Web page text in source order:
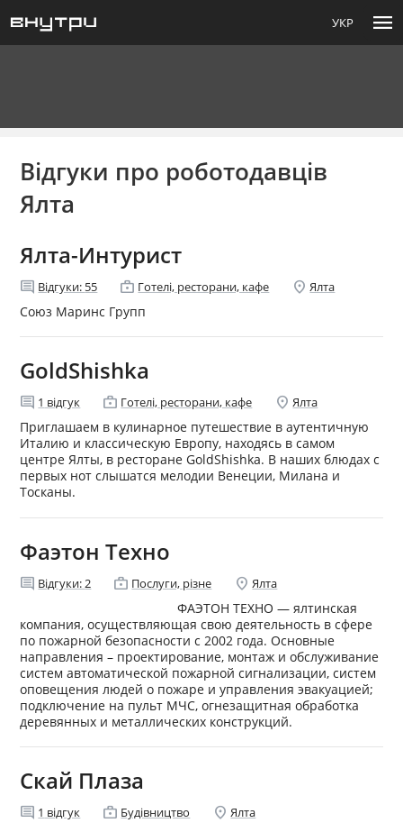
УКР menu
Відгуки про роботодавців
Ялта
Ялта-Интурист
comment Відгуки: 55 enterprise Готелі, ресторани, кафе location_on Ялта
Союз Маринс Групп
GoldShishka
comment 1 відгук enterprise Готелі, ресторани, кафе location_on Ялта
Приглашаем в кулинарное путешествие в аутентичную
Италию и классическую Европу, находясь в самом
центре Ялты, в ресторане GoldShishka. В наших блюдах с
первых нот слышатся мелодии Венеции, Милана и
Тосканы.
Фаэтон Техно
comment Відгуки:2 enterprise Послуги, різне location_on Ялта
ФАЭТОН ТЕХНО — ялтинская
компания, осуществляющая свою деятельность в сфере
по пожарной безопасности с 2002 года. Основные
направления – проектирование, монтаж и обслуживание
систем автоматической пожарной сигнализации, систем
оповещения людей о пожаре и управления эвакуацией;
подключение на пульт МЧС, огнезащитная обработка
деревянных и металлических конструкций.
Скай Плаза
comment 1 відгук enterprise Будівництво location_on Ялта